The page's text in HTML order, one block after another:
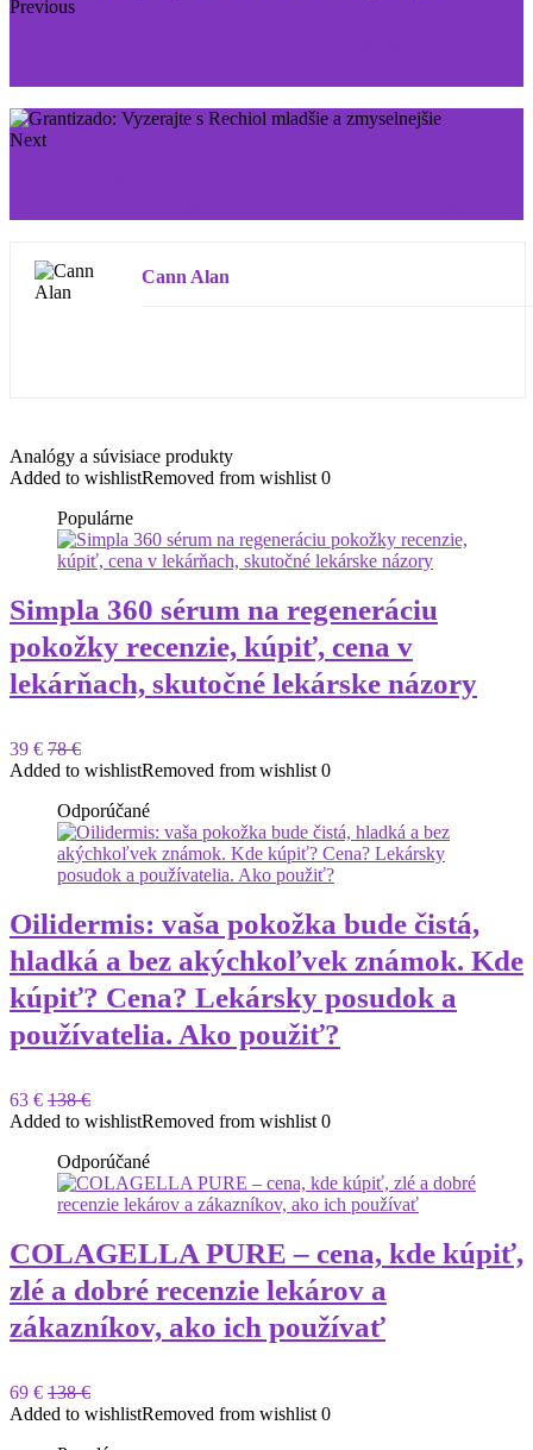
Previous
Next
Cann Alan
Analógy a súvisiace produkty
Added to wishlistRemoved from wishlist 0
Populárne
Simpla 360 sérum na regeneráciu
pokožky recenzie, kúpiť, cena v
lekárňach, skutočné lekárske názory
39 € 78 €
Added to wishlistRemoved from wishlist 0
Odporúčané
Oilidermis: vaša pokožka bude čistá,
hladká a bez akýchkoľvek známok. Kde
kúpiť? Cena? Lekársky posudok a
používatelia. Ako použiť?
63 € 138 €
Added to wishlistRemoved from wishlist 0
Odporúčané
COLAGELLA PURE – cena, kde kúpiť,
zlé a dobré recenzie lekárov a
zákazníkov, ako ich používať
69 € 138 €
Added to wishlistRemoved from wishlist 0